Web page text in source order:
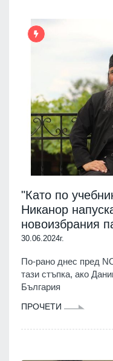
"Като по
Никанор
новоизбрания
30.06.2024г.
По-рано днес пред
тази стъпка, ако
България
ПРОЧЕТИ